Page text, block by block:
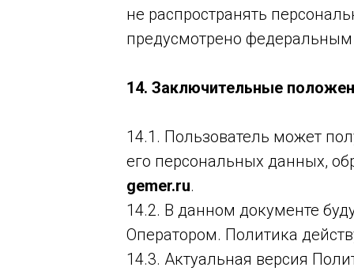
не распространять
предусмотрено
14. Заключительные
14.1. Пользователь может
его персональных данных,
gemer.ru.
14.2. В данном документе
Оператором. Политика
14.3. Актуальная версия